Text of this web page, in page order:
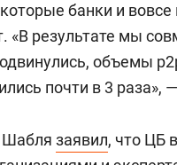
банки и
«В результате мы
объемы
почти в 3
Шабля заявил, что ЦБ